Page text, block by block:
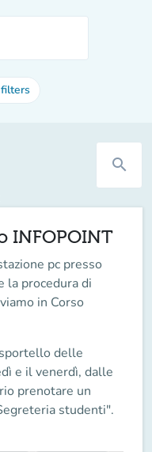
search
INFOPOINT
pc presso
la procedura di
in Corso
delle
e il venerdì, dalle
prenotare un
studenti".